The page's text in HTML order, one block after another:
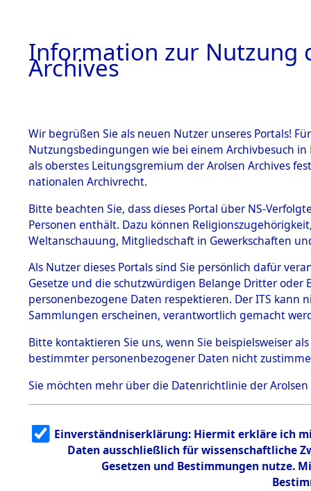
BESTÄNDE
1.
Inhaftierungsdoku
mente
1.2.9 Beim ITS
Effekten
1.2.9.1
Effekten aus
dem KZ
Dachau
1.2.9.2
Effekten aus
dem KZ
Bayerisches
1.2.9.3
Effekten aus
dem KZ
Neuengamm
0001
Einen Kommentar
Information zur Nutzung
Archives
Wir begrüßen Sie als neuen Nutzer unseres Portals!
Nutzungsbedingungen wie bei einem Archivbesuch
als oberstes Leitungsgremium der Arolsen Archives
nationalen Archivrecht.
Bitte beachten Sie, dass dieses Portal über NS-
Personen enthält. Dazu können
Weltanschauung, Mitgliedschaft in Gewerkschaften
Als Nutzer dieses Portals sind Sie persönlich dafür
Gesetze und die schutzwürdigen Belange Dritter
personenbezogene Daten respektieren. Der ITS
Sammlungen erscheinen, verantwortlich gemacht
Bitte kontaktieren Sie uns, wenn Sie beispielsweiser
bestimmter personenbezogener Daten nicht
Sie möchten mehr über die Datenrichtlinie der Arolsen
Einverständniserklärung: Hiermit erkläre ich
Daten ausschließlich für wissenschaftliche
Gesetzen und Bestimmungen nutze.